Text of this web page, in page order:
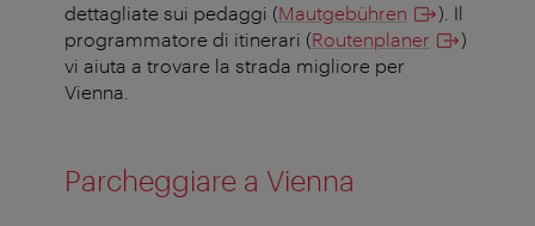
dettagliate sui pedaggi (Mautgebühren
). Il
programmatore di itinerari (Routenplaner
)
vi aiuta a trovare la strada migliore per
Vienna.
Parcheggiare a Vienna